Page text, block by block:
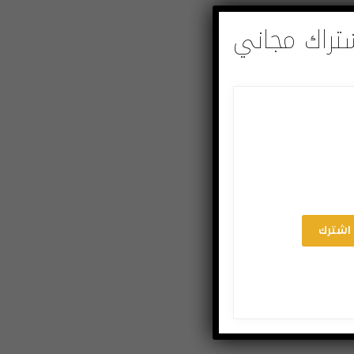
مجاني
اشترك